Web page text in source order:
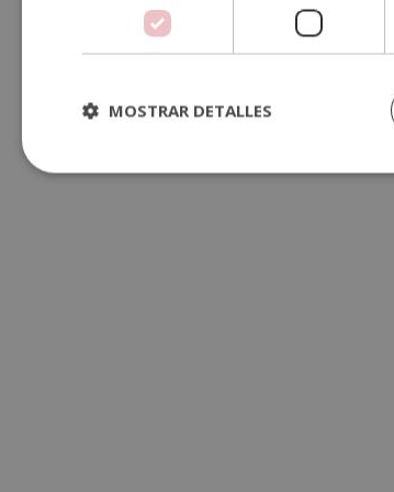
MOSTRAR DETALLES